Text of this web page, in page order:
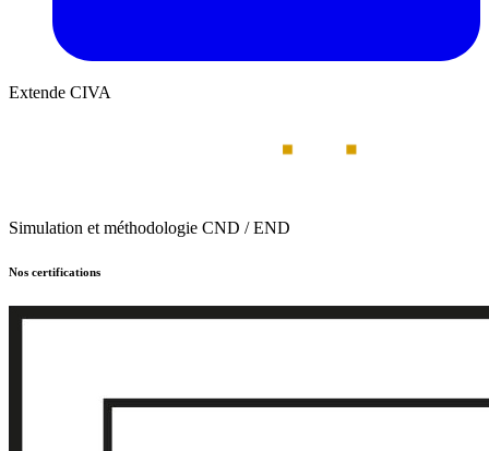
Extende CIVA
Simulation et méthodologie CND / END
Nos certifications